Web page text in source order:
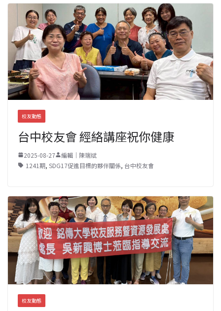
校友動態
台中校友會 經絡講座祝你健康
2025-08-27
編輯｜陳瑞斌
1241期, SDG17促進目標的夥伴關係, 台中校友會
校友動態